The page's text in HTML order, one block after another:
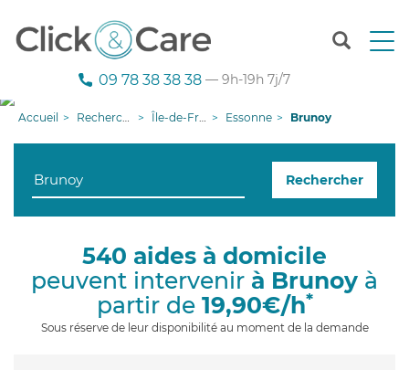
T
n
g
09 78 38 38 38 — 9h-19h 7j/7
Accueil Recherche aide à domicile Île-de-France Essonne Brunoy
Rechercher
540 aides à domicile
peuvent intervenir à Brunoy à
partir de 19,90€/h*
Sous réserve de leur disponibilité au moment de la demande